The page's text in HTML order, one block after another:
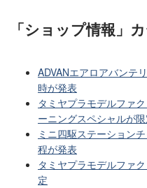
「ショップ情報」
ADVANエアロアバンテ
時が発表
タミヤプラモデルファ
ーニングスペシャルが
ミニ四駆ステーション
程が発表
タミヤプラモデルファ
定